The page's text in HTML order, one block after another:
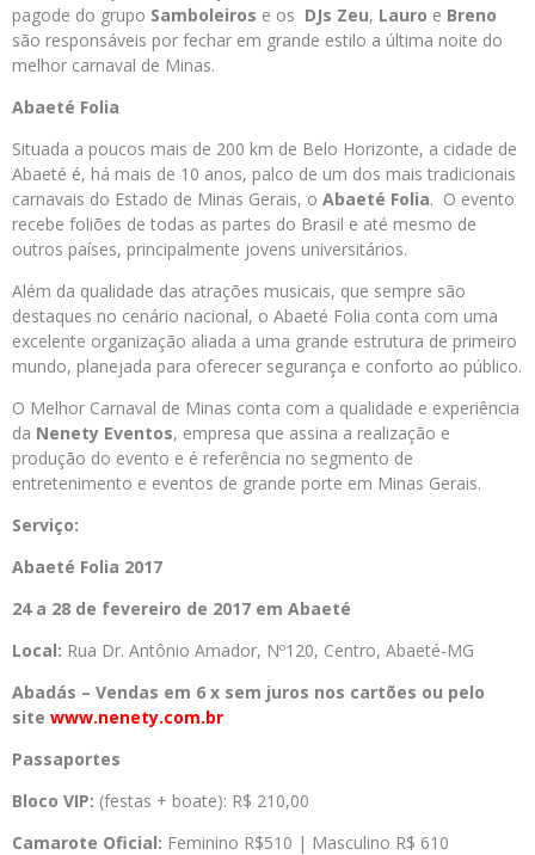
pagode do grupo Samboleiros e os DJs Zeu, Lauro e Breno
são responsáveis por fechar em grande estilo a última noite do
melhor carnaval de Minas.
Abaeté Folia
Situada a poucos mais de 200 km de Belo Horizonte, a cidade de
Abaeté é, há mais de 10 anos, palco de um dos mais tradicionais
carnavais do Estado de Minas Gerais, o Abaeté Folia. O evento
recebe foliões de todas as partes do Brasil e até mesmo de
outros países, principalmente jovens universitários.
Além da qualidade das atrações musicais, que sempre são
destaques no cenário nacional, o Abaeté Folia conta com uma
excelente organização aliada a uma grande estrutura de primeiro
mundo, planejada para oferecer segurança e conforto ao público.
O Melhor Carnaval de Minas conta com a qualidade e experiência
da Nenety Eventos, empresa que assina a realização e
produção do evento e é referência no segmento de
entretenimento e eventos de grande porte em Minas Gerais.
Serviço:
Abaeté Folia 2017
24 a 28 de fevereiro de 2017 em Abaeté
Local: Rua Dr. Antônio Amador, Nº120, Centro, Abaeté-MG
Abadás – Vendas em 6 x sem juros nos cartões ou pelo
site www.nenety.com.br
Passaportes
Bloco VIP: (festas + boate): R$ 210,00
Camarote Oficial: Feminino R$510 | Masculino R$ 610